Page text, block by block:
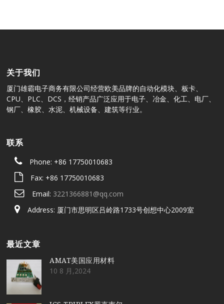
关于我们
厦门雄霸电子商务有限公司经营欧美品牌的自动化模块、板卡、
CPU、PLC、DCS，经销产品广泛应用于电子、冶金、化工、电厂、
钢厂、橡胶、水泥、机械设备、建筑等行业。
联系
Phone: +86 17750010683
Fax: +86 17750010683
Email: 3221366881@qq.com
Address: 厦门市思明区吕岭路1733号创想中心2009室
最近文章
AMAT美国应用材料
10 8 月,2024